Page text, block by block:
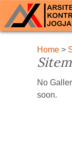
Home>
No
soon.